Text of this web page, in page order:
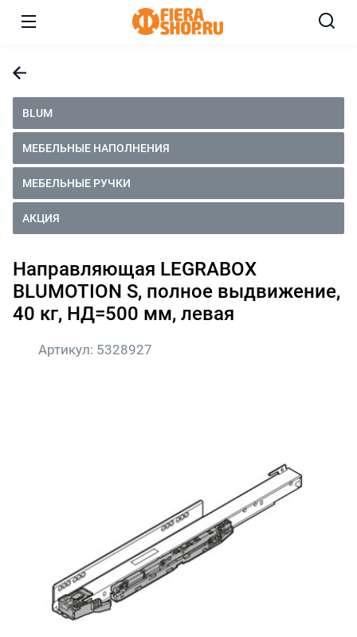
BLUM
МЕБЕЛЬНЫЕ НАПОЛНЕНИЯ
МЕБЕЛЬНЫЕ РУЧКИ
АКЦИЯ
Направляющая LEGRABOX
BLUMOTION S, полное выдвижение,
40 кг, НД=500 мм, левая
Артикул: 5328927